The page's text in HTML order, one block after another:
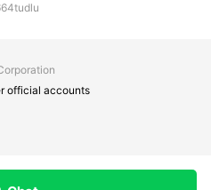
official accounts